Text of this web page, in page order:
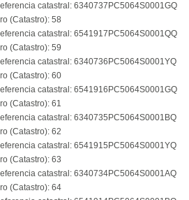
catastral: 6340737PC5064S0001GQ
(Catastro): 58
catastral: 6541917PC5064S0001QQ
(Catastro): 59
catastral: 6340736PC5064S0001YQ
(Catastro): 60
catastral: 6541916PC5064S0001GQ
(Catastro): 61
catastral: 6340735PC5064S0001BQ
(Catastro): 62
catastral: 6541915PC5064S0001YQ
(Catastro): 63
catastral: 6340734PC5064S0001AQ
(Catastro): 64